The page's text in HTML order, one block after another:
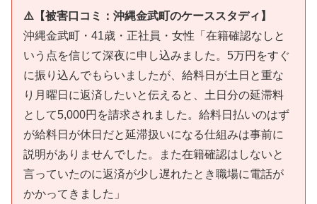
⚠️【被害口コミ：沖縄金武町のケーススタディ】
沖縄金武町・41歳・正社員・女性「在籍確認なしと
いう点を信じて深夜に申し込みました。5万円をすぐ
に振り込んでもらいましたが、給料日が土日と重な
り月曜日に返済したいと伝えると、土日分の延滞料
として5,000円を請求されました。給料日払いのはず
が給料日が休日だと延滞扱いになる仕組みは事前に
説明がありませんでした。また在籍確認はしないと
言っていたのに返済が少し遅れたとき職場に電話が
かかってきました」